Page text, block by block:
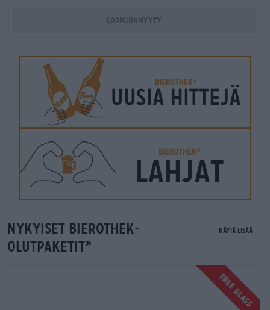
Loppuunmyyty
Nykyiset Bierothek-
olutpaketit®
Näytä lisää
FREE GLASS